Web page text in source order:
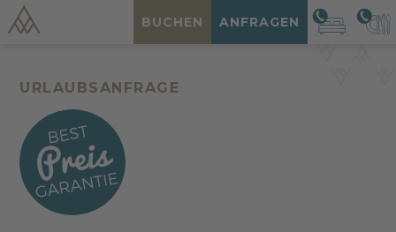
BUCHEN ANFRAGEN
URLAUBSANFRAGE